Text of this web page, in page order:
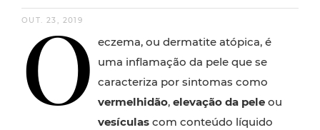
OUT. 23, 2019
O eczema, ou dermatite atópica, é
uma inflamação da pele que se
caracteriza por sintomas como
vermelhidão, elevação da pele ou
vesículas com conteúdo líquido